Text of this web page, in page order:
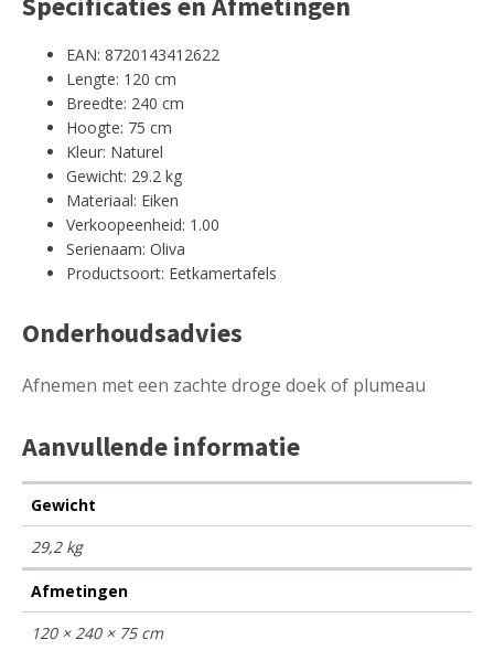
EAN: 8720143412622
Lengte: 120 cm
Breedte: 240 cm
Hoogte: 75 cm
Kleur: Naturel
Gewicht: 29.2 kg
Materiaal: Eiken
Verkoopeenheid: 1.00
Serienaam: Oliva
Productsoort: Eetkamertafels
Onderhoudsadvies
Afnemen met een zachte droge doek of plumeau
Aanvullende informatie
Gewicht
29,2 kg
Afmetingen
120 × 240 × 75 cm